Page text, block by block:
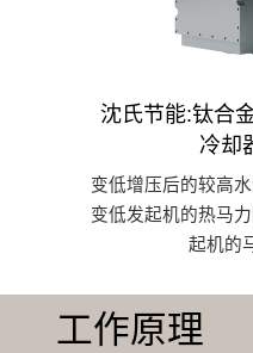
沈氏节能:钛合
冷却
变低增压后的较高
变低发起机的热马
起机的
工作原理